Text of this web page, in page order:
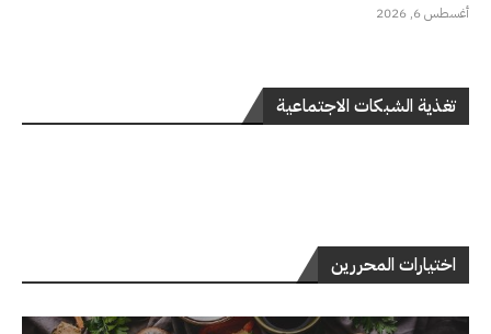
أغسطس 6, 2026
تغذية الشبكات الاجتماعية
اختيارات المحررين